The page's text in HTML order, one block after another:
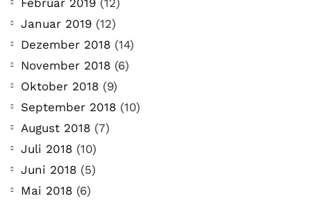
Januar 2019 (12)
Dezember 2018 (14)
November 2018 (6)
Oktober 2018 (9)
September 2018 (10)
August 2018 (7)
Juli 2018 (10)
Juni 2018 (5)
Mai 2018 (6)